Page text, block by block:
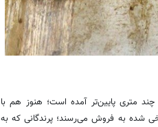
چند متری پایین‌تر آمده است؛ هنوز هم با
شده به فروش می‌رسند؛ پرندگانی که به